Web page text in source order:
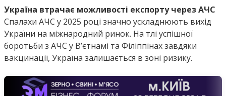
Україна втрачає можливості експорту через АЧС
Спалахи АЧС у 2025 році значно ускладнюють вихід
України на міжнародний ринок. На тлі успішної
боротьби з АЧС у В’єтнамі та Філіппінах завдяки
вакцинації, Україна залишається в зоні ризику.